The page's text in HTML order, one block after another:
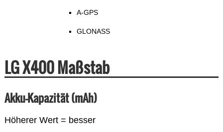
A-GPS
GLONASS
LG X400 Maßstab
Akku-Kapazität (mAh)
Höherer Wert = besser